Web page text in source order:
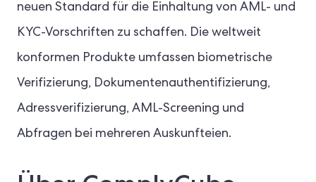
neuen Standard für die Einhaltung von AML- und
KYC-Vorschriften zu schaffen. Die weltweit
konformen Produkte umfassen biometrische
Verifizierung, Dokumentenauthentifizierung,
Adressverifizierung, AML-Screening und
Abfragen bei mehreren Auskunfteien.